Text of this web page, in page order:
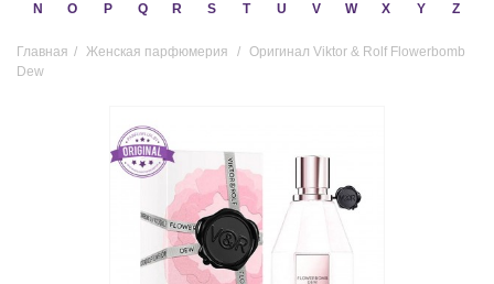
N O P Q R S T U V W X Y Z
Главная / Женская парфюмерия / Оригинал Viktor & Rolf Flowerbomb
Dew